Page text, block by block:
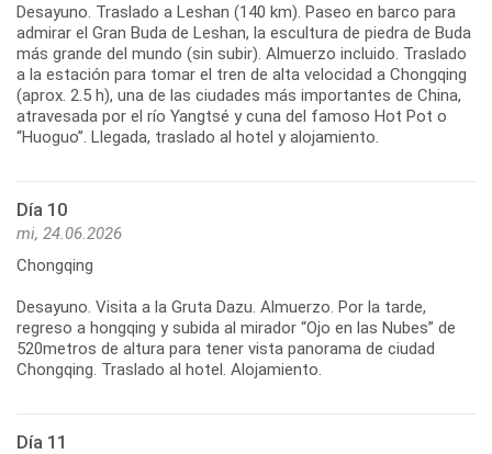
Desayuno. Traslado a Leshan (140 km). Paseo en barco para
admirar el Gran Buda de Leshan, la escultura de piedra de Buda
más grande del mundo (sin subir). Almuerzo incluido. Traslado
a la estación para tomar el tren de alta velocidad a Chongqing
(aprox. 2.5 h), una de las ciudades más importantes de China,
atravesada por el río Yangtsé y cuna del famoso Hot Pot o
“Huoguo”. Llegada, traslado al hotel y alojamiento.
Día 10
mi, 24.06.2026
Chongqing
Desayuno. Visita a la Gruta Dazu. Almuerzo. Por la tarde,
regreso a hongqing y subida al mirador “Ojo en las Nubes” de
520metros de altura para tener vista panorama de ciudad
Día 11